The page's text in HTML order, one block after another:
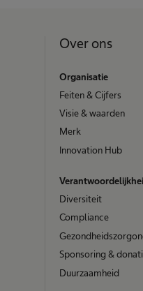
Over ons
Organisatie
Feiten & Cijfers
Visie & waarden
Merk
Innovation Hub
Diversiteit
Compliance
Sponsoring &
Duurzaamheid